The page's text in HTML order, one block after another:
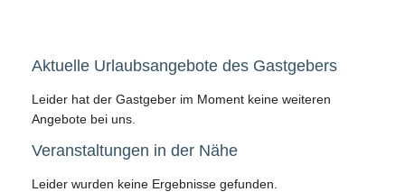
Aktuelle Urlaubsangebote des Gastgebers
Leider hat der Gastgeber im Moment keine weiteren
Angebote bei uns.
Veranstaltungen in der Nähe
Leider wurden keine Ergebnisse gefunden.